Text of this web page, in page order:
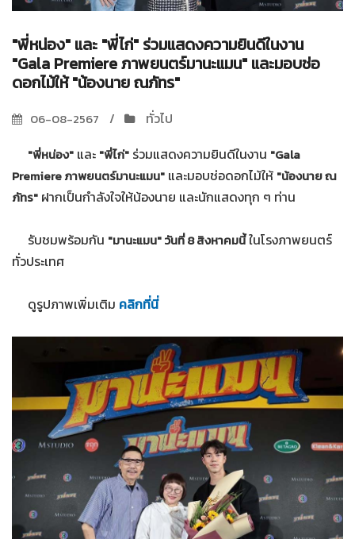
"พี่หน่อง" และ "พี่ไก่" ร่วมแสดงความยินดีในงาน
"Gala Premiere ภาพยนตร์มานะแมน" และมอบช่อ
ดอกไม้ให้ "น้องนาย ณภัทร"
06-08-2567 ทั่วไป
"พี่หน่อง" และ "พี่ไก่" ร่วมแสดงความยินดีในงาน "Gala
Premiere ภาพยนตร์มานะแมน" และมอบช่อดอกไม้ให้ "น้องนาย ณ
ภัทร" ฝากเป็นกำลังใจให้น้องนาย และนักแสดงทุก ๆ ท่าน
รับชมพร้อมกัน "มานะแมน" วันที่ 8 สิงหาคมนี้ในโรงภาพยนตร์
ทั่วประเทศ
ดูรูปภาพเพิ่มเติม คลิกที่นี่